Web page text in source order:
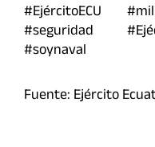
#EjércitoECU
#seguridad
#soynaval
Fuente: Ejército